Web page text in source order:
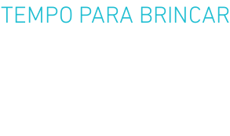
TEMPO PARA BRINCAR